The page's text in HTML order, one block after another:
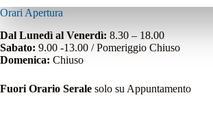
Orari Apertura
Dal Lunedì al Venerdì: 8.30 – 18.00
Sabato: 9.00 -13.00 / Pomeriggio Chiuso
Domenica: Chiuso
Fuori Orario Serale solo su Appuntamento